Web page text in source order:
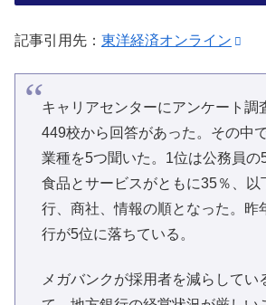
記事引用先： 東洋経済オンライン
キャリアセンターにアンケート調
449校から回答があった。その中
業種を5つ聞いた。1位は公務員の
食品とサービスがともに35％、以
行、商社、情報の順となった。昨
行が5位に落ちている。
メガバンクが採用者を減らしてい